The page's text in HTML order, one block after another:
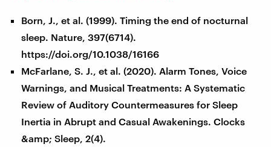
Born, J., et al. (1999). Timing the end of nocturnal
sleep. Nature, 397(6714).
https://doi.org/10.1038/16166
McFarlane, S. J., et al. (2020). Alarm Tones, Voice
Warnings, and Musical Treatments: A Systematic
Review of Auditory Countermeasures for Sleep
Inertia in Abrupt and Casual Awakenings. Clocks
&amp; Sleep, 2(4).